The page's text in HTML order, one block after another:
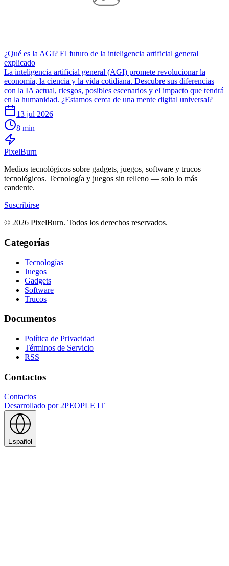
¿Qué es la AGI? El futuro de la inteligencia artificial general
explicado
La inteligencia artificial general (AGI) promete revolucionar la
economía, la ciencia y la vida cotidiana. Descubre sus diferencias
con la IA actual, riesgos, posibles escenarios y el impacto que tendrá
en la humanidad. ¿Estamos cerca de una mente digital universal?
13 jul 2026
8 min
PixelBurn
Medios tecnológicos sobre gadgets, juegos, software y trucos
tecnológicos. Tecnología y juegos sin relleno — solo lo más
candente.
Suscribirse
© 2026 PixelBurn. Todos los derechos reservados.
Categorías
Tecnologías
Juegos
Gadgets
Software
Trucos
Documentos
Política de Privacidad
Términos de Servicio
RSS
Contactos
Contactos
Desarrollado por2PEOPLE IT
Español